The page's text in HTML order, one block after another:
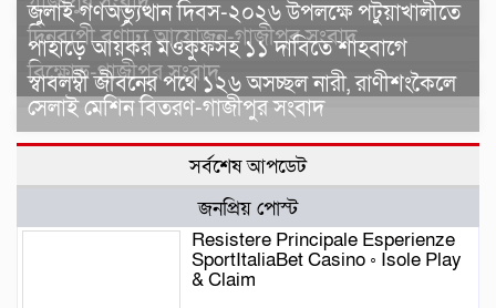
জুলাই গণঅভ্যুত্থান দিবস-২০২৬ উপলক্ষে পটুয়াখালীতে
দিনব্যপী বর্ণাঢ্য আয়োজন-গাজীপুর সংবাদ
পাহাড়ে আয়কর মওকুফসহ ১১ দাবিতে শাহবাগে
বিক্ষোভ-গাজীপুর সংবাদ
স্বাবলম্বী জীবনের পথে ১২৬ অসচ্ছল নারী, রাণীশংকৈলে
সেলাই মেশিন বিতরণ-গাজীপুর সংবাদ
সর্বশেষ আপডেট
জনপ্রিয় পোস্ট
Resistere Principale Esperienze
SportItaliaBet Casino ◦ Isole Play
& Claim